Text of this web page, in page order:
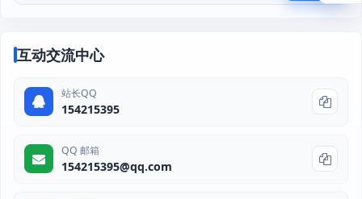
互动交流中心
站长QQ
154215395
QQ 邮箱
154215395@qq.com